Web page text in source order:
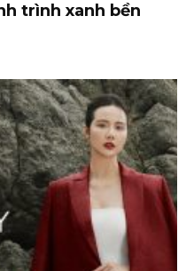
trình xanh bền